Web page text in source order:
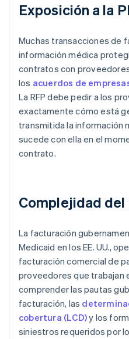
Exposición a la
Muchas transacciones de
información médica
contratos con
los acuerdos de
La RFP debe pedir a los
exactamente cómo está
transmitida la información
sucede con ella en el
contrato.
Complejidad
La facturación
Medicaid en los EE. UU.,
facturación comercial de
proveedores que trabajan
comprender las pautas
facturación, las
cobertura (LCD)y los
siniestros requeridos por